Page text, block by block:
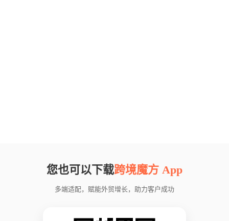
您也可以下载跨境魔方 App
多端适配，赋能外贸增长，助力客户成功